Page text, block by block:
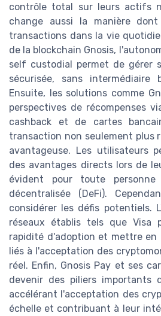
contrôle total sur leurs actifs
change aussi la manière
transactions dans la vie
de la blockchain Gnosis,
self custodial permet de gérer
sécurisée, sans intermédiaire
Ensuite, les solutions comme
perspectives de récompenses
cashback et de cartes
transaction non seulement plus
avantageuse. Les utilisateurs
des avantages directs lors de
évident pour toute
décentralisée (DeFi).
considérer les défis potentiels.
réseaux établis tels que Visa
rapidité d'adoption et mettre en
liés à l'acceptation des
réel. Enfin, Gnosis Pay et ses
devenir des piliers importants
accélérant l'acceptation des
échelle et contribuant à leur